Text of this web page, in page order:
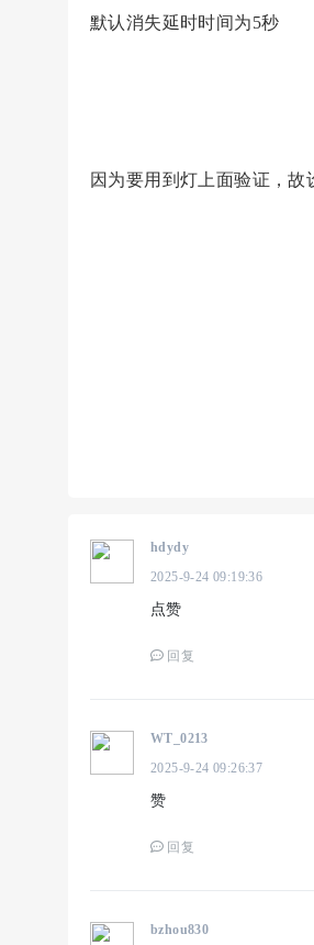
默认消失延时时间为5秒
因为要用到灯上面验证，故
hdydy
2025-9-24 09:19:36
点赞
回复
WT_0213
2025-9-24 09:26:37
赞
回复
bzhou830